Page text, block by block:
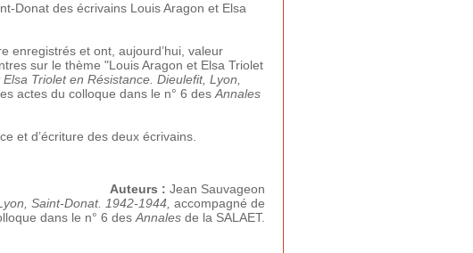
Donat des écrivains Louis Aragon et Elsa
enregistrés et ont, aujourd’hui, valeur
sur le thème "Louis Aragon et Elsa Triolet
Triolet en Résistance. Dieulefit, Lyon,
actes du colloque dans le n° 6 des Annales
et d’écriture des deux écrivains.
Auteurs : Jean Sauvageon
Saint-Donat. 1942-1944, accompagné de
dans le n° 6 des Annales de la SALAET.